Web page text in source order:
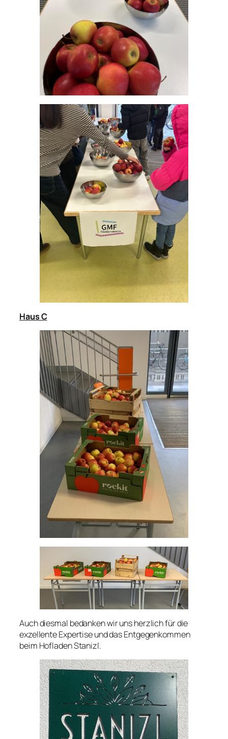
Haus C
Auch diesmal bedanken wir uns herzlich für die
exzellente Expertise und das Entgegenkommen
beim Hofladen Stanizl.